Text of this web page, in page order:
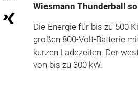
Wiesmann Thunderball
Die Energie für bis zu 500
großen 800-Volt-Batterie
kurzen Ladezeiten. Der
von bis zu 300 kW.